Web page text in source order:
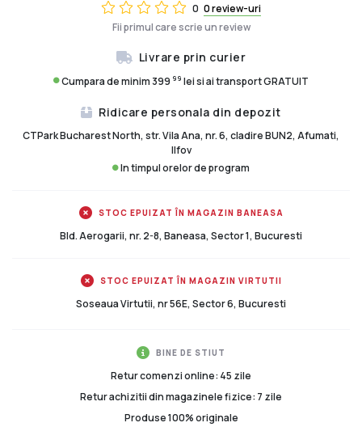
0 0 review-uri
Fii primul care scrie un review
Livrare prin curier
Cumpara de minim 399 99 lei si ai transport GRATUIT
Ridicare personala din depozit
CTPark Bucharest North, str. Vila Ana, nr. 6, cladire BUN2, Afumati,
Ilfov
In timpul orelor de program
STOC EPUIZAT ÎN MAGAZIN BANEASA
Bld. Aerogarii, nr. 2-8, Baneasa, Sector 1, Bucuresti
STOC EPUIZAT ÎN MAGAZIN VIRTUTII
Soseaua Virtutii, nr 56E, Sector 6, Bucuresti
BINE DE STIUT
Retur comenzi online: 45 zile
Retur achizitii din magazinele fizice: 7 zile
Produse 100% originale